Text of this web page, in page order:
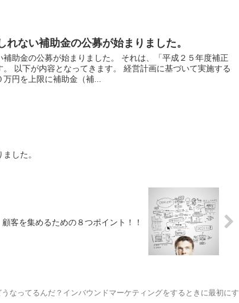
ない補助金の公募が始まりました。
助金の公募が始まりました。 それは、「平成２５年度補正
以下が内容となってきます。 経営計画に基づいて実施する
円を上限に補助金（補...
した。
客を集めるための８つポイント！！
なってるんだ？インバウンドマーケティングをするときに最初にす